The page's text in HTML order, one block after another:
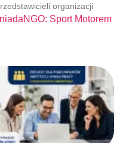
organizacji
Sport Motorem